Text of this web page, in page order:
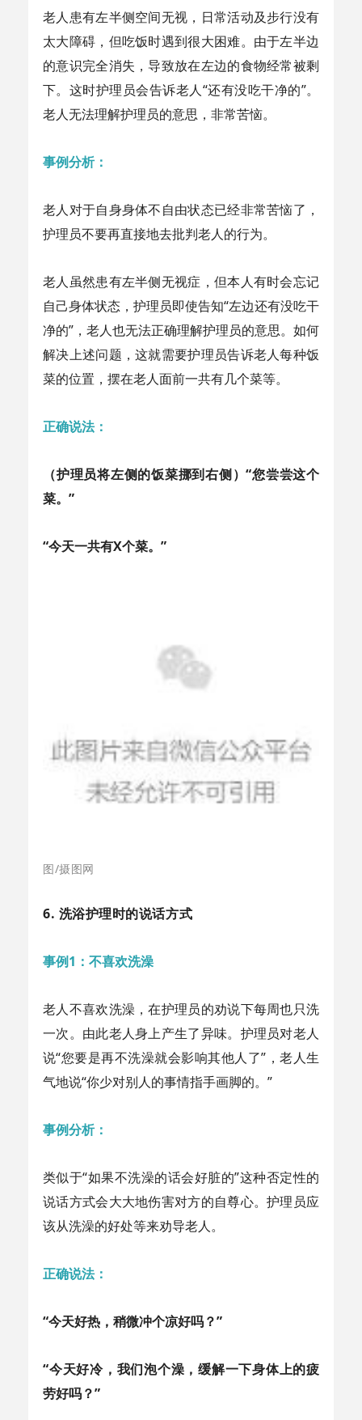
老人患有左半侧空间无视，日常活动及步行没有
太大障碍，但吃饭时遇到很大困难。由于左半边
的意识完全消失，导致放在左边的食物经常被剩
下。这时护理员会告诉老人“还有没吃干净的”。
老人无法理解护理员的意思，非常苦恼。
事例分析：
老人对于自身身体不自由状态已经非常苦恼了，
护理员不要再直接地去批判老人的行为。
老人虽然患有左半侧无视症，但本人有时会忘记
自己身体状态，护理员即使告知“左边还有没吃干
净的”，老人也无法正确理解护理员的意思。如何
解决上述问题，这就需要护理员告诉老人每种饭
菜的位置，摆在老人面前一共有几个菜等。
正确说法：
（护理员将左侧的饭菜挪到右侧）“您尝尝这个
菜。”
“今天一共有X个菜。”
图/摄图网
6. 洗浴护理时的说话方式
事例1：不喜欢洗澡
老人不喜欢洗澡，在护理员的劝说下每周也只洗
一次。由此老人身上产生了异味。护理员对老人
说“您要是再不洗澡就会影响其他人了”，老人生
气地说“你少对别人的事情指手画脚的。”
事例分析：
类似于“如果不洗澡的话会好脏的”这种否定性的
说话方式会大大地伤害对方的自尊心。护理员应
该从洗澡的好处等来劝导老人。
正确说法：
“今天好热，稍微冲个凉好吗？”
“今天好冷，我们泡个澡，缓解一下身体上的疲
劳好吗？”